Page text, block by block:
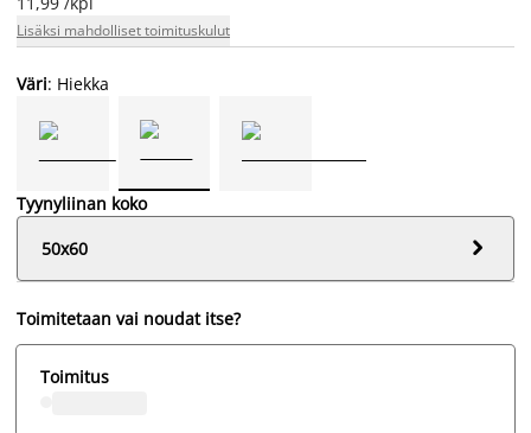
Lisäksi mahdolliset toimituskulut
Väri: Hiekka
Tyynyliinan koko
50x60

Toimitetaan vai noudat itse?
Toimitus